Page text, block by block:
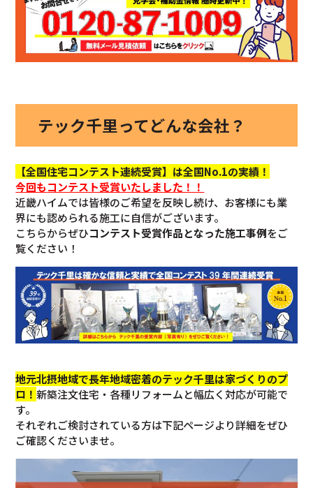
テック千里ってどんな会社？
【全国住宅コンテスト連続受賞】は全国No.1の実績！
今回もコンテスト受賞いたしました！！
近畿ハイムでは皆様のご希望を反映し続け、お客様にも業
界にも認められる施工に自信がございます。
こちらからぜひコンテスト受賞作品となった施工事例をご
覧ください！
地元北摂地域で長年地域密着のテック千里は家づくりのプ
ロ！新築注文住宅・各種リフォームと幅広く対応が可能で
す。
それぞれご検討されている方は下記ページより詳細をぜひ
ご確認くださいませ。